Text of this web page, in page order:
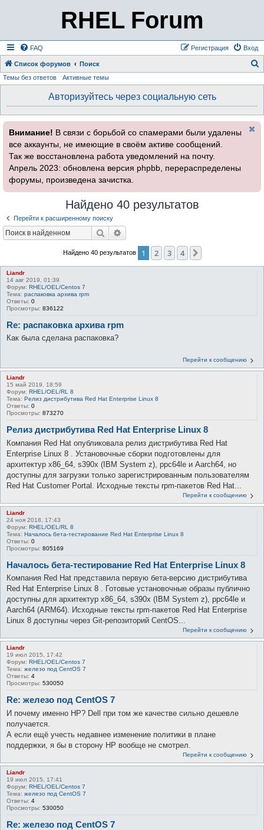
RHEL Forum
FAQ Вход
Регистрация
Список форумов Поиск
Темы без ответов Активные темы
Авторизуйтесь через социальную сеть
Внимание! В связи с борьбой со спамерами были удалены
все аккаунты, не имеющие в своём активе сообщений.
Так же восстановлена работа уведомлений на почту.
Апрель 2023: обновлена версия phpbb, перераспределены
форумы, произведена зачистка.
Найдено 40 результатов
Перейти к расширенному поиску
Поиск
Найдено 40 результатов 1 2 3 4
Liandr
14 авг 2019, 01:39
Форум: RHEL/OEL/Centos 7
Тема: распаковка архива rpm
Ответы: 0
Просмотры: 836122
Re: распаковка архива rpm
Как была сделана распаковка?
Перейти к сообщению
Liandr
15 май 2019, 18:59
Форум: RHEL/OEL/RL 8
Тема: Релиз дистрибутива Red Hat Enterprise Linux 8
Ответы: 0
Просмотры: 873270
Релиз дистрибутива Red Hat Enterprise Linux 8
Компания Red Hat опубликовала релиз дистрибутива Red Hat
Enterprise Linux 8 . Установочные сборки подготовлены для
архитектур x86_64, s390x (IBM System z), ppc64le и Aarch64, но
доступны для загрузки только зарегистрированным пользователям
Red Hat Customer Portal. Исходные тексты rpm-пакетов Red Hat...
Перейти к сообщению
Liandr
24 ноя 2018, 17:43
Форум: RHEL/OEL/RL 8
Тема: Началось бета-тестирование Red Hat Enterprise Linux 8
Ответы: 0
Просмотры: 805169
Началось бета-тестирование Red Hat Enterprise Linux 8
Компания Red Hat представила первую бета-версию дистрибутива
Red Hat Enterprise Linux 8 . Готовые установочные образы публично
доступны для архитектур x86_64, s390x (IBM System z), ppc64le и
Aarch64 (ARM64). Исходные тексты rpm-пакетов Red Hat Enterprise
Linux 8 доступны через Git-репозиторий CentOS...
Перейти к сообщению
Liandr
19 июл 2015, 17:42
Форум: RHEL/OEL/Centos 7
Тема: железо под CentOS 7
Ответы: 4
Просмотры: 530050
Re: железо под CentOS 7
И почему именно HP? Dell при том же качестве сильно дешевле
получается.
А если ещё учесть недавнее изменение политики в плане
поддержки, я бы в сторону HP вообще не смотрел.
Перейти к сообщению
Liandr
19 июл 2015, 17:41
Форум: RHEL/OEL/Centos 7
Тема: железо под CentOS 7
Ответы: 4
Просмотры: 530050
Re: железо под CentOS 7